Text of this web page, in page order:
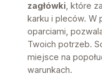
zagłówki , które
karku i pleców. W
oparciami,
Twoich potrzeb.
miejsce na
warunkach.